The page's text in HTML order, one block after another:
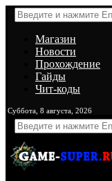
Магазин
Новости
Прохождение
Гайды
Чит-коды
Суббота, 8 августа, 2026